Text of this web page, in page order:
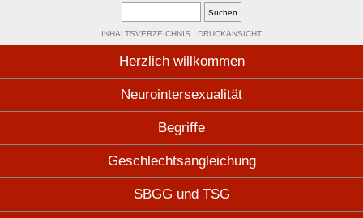
INHALTSVERZEICHNIS DRUCKANSICHT
Herzlich willkommen
Neurointersexualität
Begriffe
Geschlechtsangleichung
SBGG und TSG